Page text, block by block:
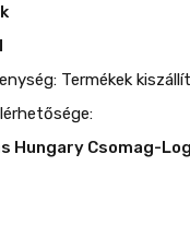
Termékek
Hungary Csomag-